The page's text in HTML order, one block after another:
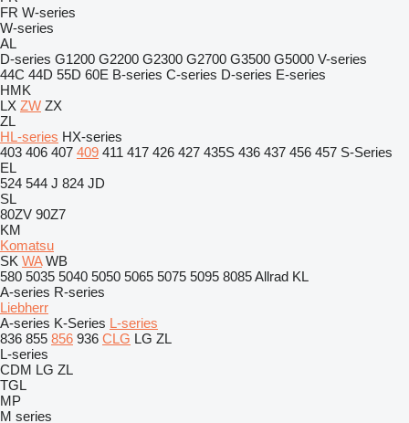
FR W-series
W-series
AL
D-series G1200 G2200 G2300 G2700 G3500 G5000 V-series
44C 44D 55D 60E B-series C-series D-series E-series
HMK
LX ZW ZX
ZL
HL-series HX-series
403 406 407 409 411 417 426 427 435S 436 437 456 457 S-Series
EL
524 544 J 824 JD
SL
80ZV 90Z7
KM
Komatsu
SK WA WB
580 5035 5040 5050 5065 5075 5095 8085Allrad KL
A-series R-series
Liebherr
A-series K-Series L-series
836 855 856 936 CLG LG ZL
L-series
CDM LG ZL
TGL
MP
M series